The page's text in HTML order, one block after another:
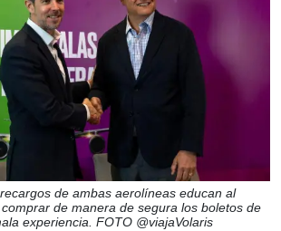
de ambas aerolíneas educan al
de manera de segura los boletos de
experiencia. FOTO @viajaVolaris